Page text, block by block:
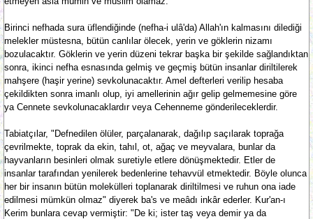
Birinci nefhada sura üflendiğinde (nefha-i ulâ'da) Allah'ın kalmasını dilediği
melekler müstesna, bütün canlılar ölecek, yerin ve göklerin nizamı
bozulacaktır. Göklerin ve yerin düzeni tekrar başka bir şekilde sağlandıktan
sonra, ikinci nefha esnasında gelmiş ve geçmiş bütün insanlar diriltilerek
mahşere (haşir yerine) sevkolunacaktır. Amel defterleri verilip hesaba
çekildikten sonra imanlı olup, iyi amellerinin ağır gelip gelmemesine göre
ya Cennete sevkolunacaklardır veya Cehenneme gönderileceklerdir.
Tabiatçılar, "Defnedilen ölüler, parçalanarak, dağılıp saçılarak toprağa
çevrilmekte, toprak da ekin, tahıl, ot, ağaç ve meyvalara, bunlar da
hayvanların besinleri olmak suretiyle etlere dönüşmektedir. Etler de
insanlar tarafından yenilerek bedenlerine tehavvül etmektedir. Böyle olunca
her bir insanın bütün molekülleri toplanarak diriltilmesi ve ruhun ona iade
edilmesi mümkün olmaz" diyerek ba's ve meâdı inkâr ederler. Kur'an-ı
Kerim bunlara cevap vermiştir: "De ki; ister taş veya demir ya da